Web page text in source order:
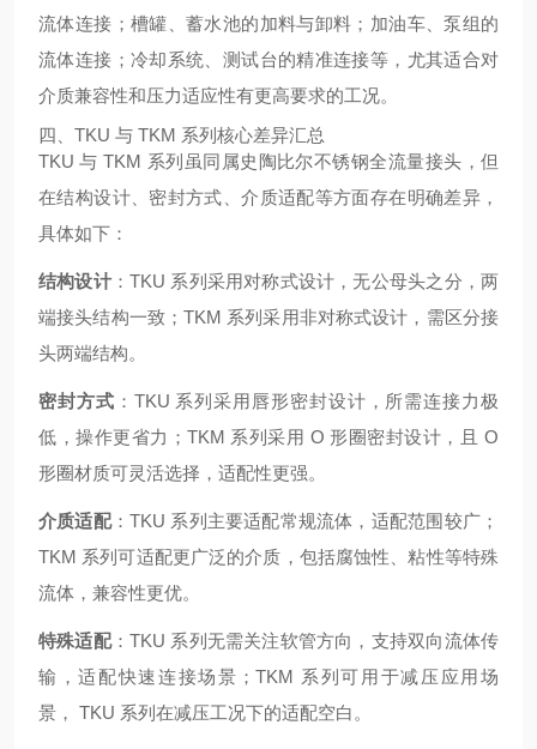
流体连接；槽罐、蓄水池的加料与卸料；加油车、泵组的
流体连接；冷却系统、测试台的精准连接等，尤其适合对
介质兼容性和压力适应性有更高要求的工况。
四、TKU 与 TKM 系列核心差异汇总
TKU 与 TKM 系列虽同属史陶比尔不锈钢全流量接头，但
在结构设计、密封方式、介质适配等方面存在明确差异，
具体如下：
结构设计：TKU 系列采用对称式设计，无公母头之分，两
端接头结构一致；TKM 系列采用非对称式设计，需区分接
头两端结构。
密封方式 ：TKU 系列采用唇形密封设计，所需连接力极
低，操作更省力；TKM 系列采用 O 形圈密封设计，且 O
形圈材质可灵活选择，适配性更强。
介质适配：TKU 系列主要适配常规流体，适配范围较广；
TKM 系列可适配更广泛的介质，包括腐蚀性、粘性等特殊
流体，兼容性更优。
特殊适配：TKU 系列无需关注软管方向，支持双向流体传
输，适配快速连接场景；TKM 系列可用于减压应用场
景， TKU 系列在减压工况下的适配空白。